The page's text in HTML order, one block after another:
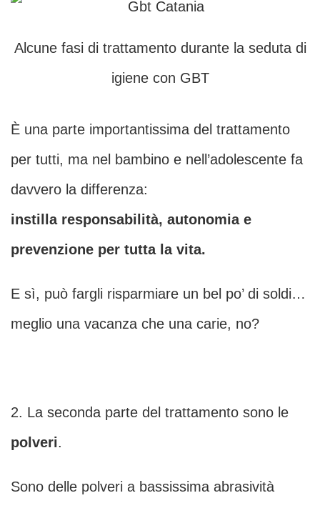
Alcune fasi di trattamento durante la seduta di
igiene con GBT
È una parte importantissima del trattamento
per tutti, ma nel bambino e nell’adolescente fa
davvero la differenza:
instilla responsabilità, autonomia e
prevenzione per tutta la vita.
E sì, può fargli risparmiare un bel po’ di soldi…
meglio una vacanza che una carie, no?
2. La seconda parte del trattamento sono le
polveri.
Sono delle polveri a bassissima abrasività